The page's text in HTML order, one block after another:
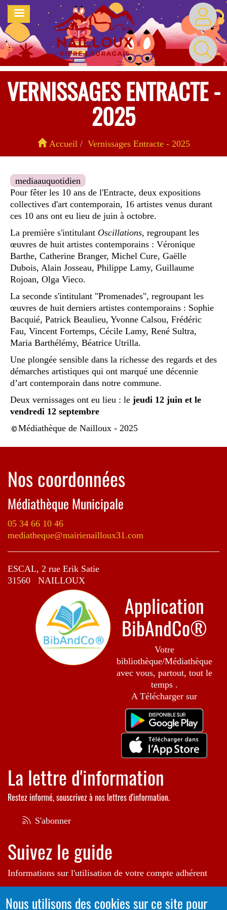
Aller
contenu
principal
MENU
VERNISSAGES ENTRACTE -
2025
Accueil Vernissages Entracte - 2025
mediaauquotidien
Pour fêter les 10 ans de l'Entracte, deux expositions
collectives d'art contemporain, 16 artistes venus durant
ces 10 ans ont eu lieu de juin à octobre.
La première s'intitulant Oscillations, regroupant les
œuvres de huit artistes contemporains : Véronique
Barthe, Catherine Branger, Michel Cure, Gaëlle
Dubois, Alain Josseau, Philippe Lamy, Guillaume
Rojoan, Olga Vieco.
La seconde s'intitulant "Promenades", regroupant les
œuvres de huit derniers artistes contemporains : Sophie
Bacquié, Patrick Beaulieu, Yvonne Calsou, Frédéric
Fau, Vincent Fortemps, Cécile Lamy, René Sultra,
Maria Barthélémy, Béatrice Utrilla.
Une plongée sensible dans la richesse des regards et des
démarches artistiques qui ont marqué une décennie
d’art contemporain dans notre commune.
Deux vernissages ont eu lieu : le jeudi 12 juin et le
vendredi 12 septembre
Médiathèque de Nailloux - 2025
Nos coordonnées
Médiathèque Municipale
05 34 66 10 46
mediatheque@mairienailloux31.com
ESCAL, 2 rue Erik Satie
31560 NAILLOUX
Application
BibAndCo®
Votre
bibliothèque/Médiathèque
avec vous, partout, tout le
temps .
A Télécharger sur
La lettre d'information
Restez informé, souscrivez à nos lettres d'information.
S'abonner
Suivez le guide
Informations sur l'utilisation de votre compte adhérent
Voir le guide
Nous utilisons des cookies sur ce site pour